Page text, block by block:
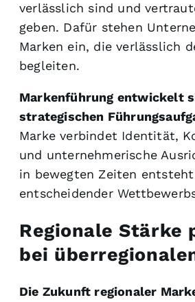
verlässlich sind und
geben. Dafür stehen
Marken ein, die verlässlich
begleiten.
Markenführung entwickelt
strategischen
Marke verbindet Identität,
und unternehmerische
in bewegten Zeiten
entscheidender
Regionale Stärke
bei
Die Zukunft regionaler